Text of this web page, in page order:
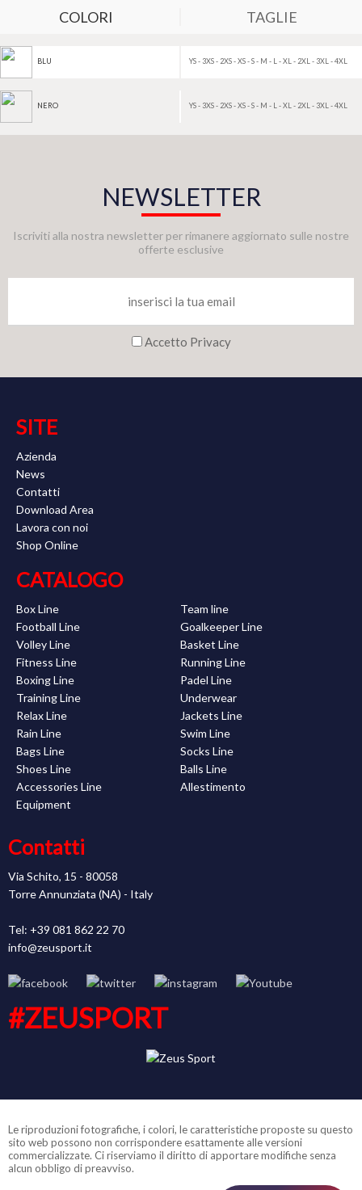
COLORI TAGLIE
BLU YS - 3XS - 2XS - XS - S - M - L - XL - 2XL - 3XL - 4XL
NERO YS - 3XS - 2XS - XS - S - M - L - XL - 2XL - 3XL - 4XL
NEWSLETTER
Iscriviti alla nostra newsletter per rimanere aggiornato sulle nostre
offerte esclusive
Accetto Privacy
SITE
Azienda
News
Contatti
Download Area
Lavora con noi
Shop Online
CATALOGO
Box Line
Team line
Football Line
Goalkeeper Line
Volley Line
Basket Line
Fitness Line
Running Line
Boxing Line
Padel Line
Training Line
Underwear
Relax Line
Jackets Line
Rain Line
Swim Line
Bags Line
Socks Line
Shoes Line
Balls Line
Accessories Line
Allestimento
Equipment
Contatti
Via Schito, 15 - 80058
Torre Annunziata (NA) - Italy
Tel: +39 081 862 22 70
info@zeusport.it
#ZEUSPORT
Le riproduzioni fotografiche, i colori, le caratteristiche proposte su questo
sito web possono non corrispondere esattamente alle versioni
commercializzate. Ci riserviamo il diritto di apportare modifiche senza
alcun obbligo di preavviso.